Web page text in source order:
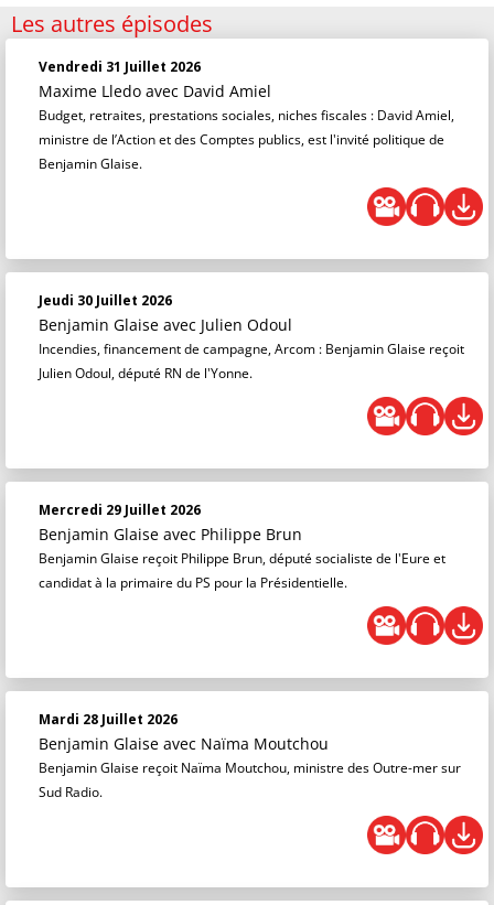
Les autres épisodes
Vendredi 31 Juillet 2026
Maxime Lledo avec David Amiel
Budget, retraites, prestations sociales, niches fiscales : David Amiel,
ministre de l’Action et des Comptes publics, est l'invité politique de
Benjamin Glaise.
Jeudi 30 Juillet 2026
Benjamin Glaise avec Julien Odoul
Incendies, financement de campagne, Arcom : Benjamin Glaise reçoit
Julien Odoul, député RN de l'Yonne.
Mercredi 29 Juillet 2026
Benjamin Glaise avec Philippe Brun
Benjamin Glaise reçoit Philippe Brun, député socialiste de l'Eure et
candidat à la primaire du PS pour la Présidentielle.
Mardi 28 Juillet 2026
Benjamin Glaise avec Naïma Moutchou
Benjamin Glaise reçoit Naïma Moutchou, ministre des Outre-mer sur
Sud Radio.